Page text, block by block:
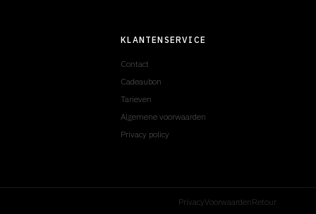
KLANTENSERVICE
Contact
Cadeaubon
Tarieven
Algemene voorwaarden
Privacy policy
PrivacyVoorwaardenRetour